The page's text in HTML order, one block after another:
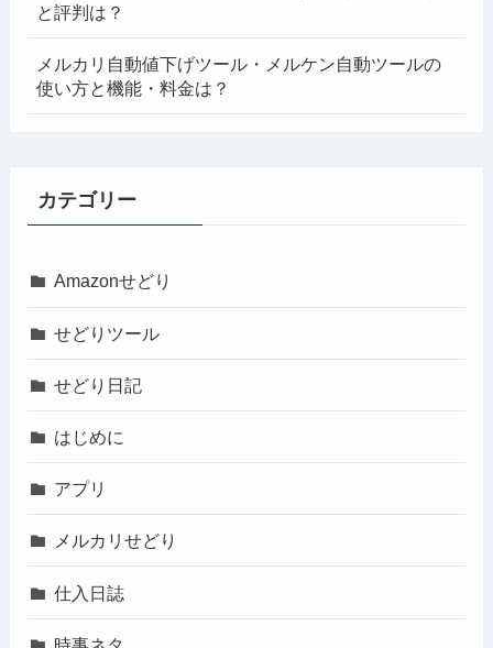
と評判は？
メルカリ自動値下げツール・メルケン自動ツールの
使い方と機能・料金は？
カテゴリー
Amazonせどり
せどりツール
せどり日記
はじめに
アプリ
メルカリせどり
仕入日誌